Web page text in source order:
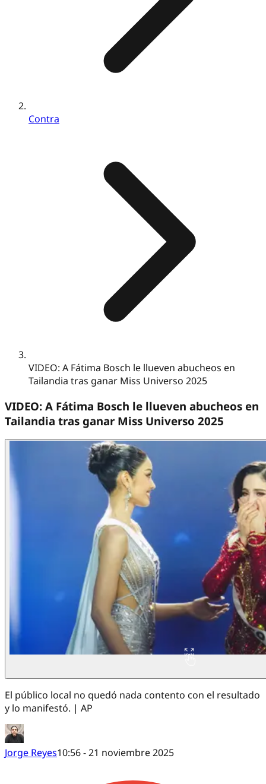
Contra
VIDEO: A Fátima Bosch le llueven abucheos en
Tailandia tras ganar Miss Universo 2025
VIDEO: A Fátima Bosch le llueven abucheos en
Tailandia tras ganar Miss Universo 2025
El público local no quedó nada contento con el resultado
y lo manifestó. | AP
Jorge Reyes10:56 - 21 noviembre 2025